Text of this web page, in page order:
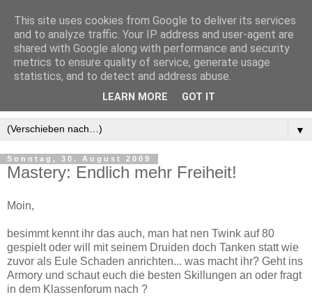
▼
Sonntag, 30. August 2009
Mastery: Endlich mehr Freiheit!
Moin,
besimmt kennt ihr das auch, man hat nen Twink auf 80
gespielt oder will mit seinem Druiden doch Tanken statt wie
zuvor als Eule Schaden anrichten... was macht ihr? Geht ins
Armory und schaut euch die besten Skillungen an oder fragt
in dem Klassenforum nach ?
This site uses cookies from Google to deliver its services
and to analyze traffic. Your IP address and user-agent are
shared with Google along with performance and security
metrics to ensure quality of service, generate usage
statistics, and to detect and address abuse.
LEARN MORE GOT IT